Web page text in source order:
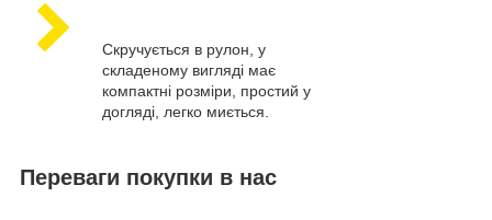
Скручується в рулон, у
складеному вигляді має
компактні розміри, простий у
догляді, легко миється.
Переваги покупки в нас